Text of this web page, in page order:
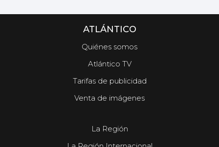
ATLÁNTICO
Quiénes somos
Atlántico TV
Tarifas de publicidad
Venta de imágenes
La Región